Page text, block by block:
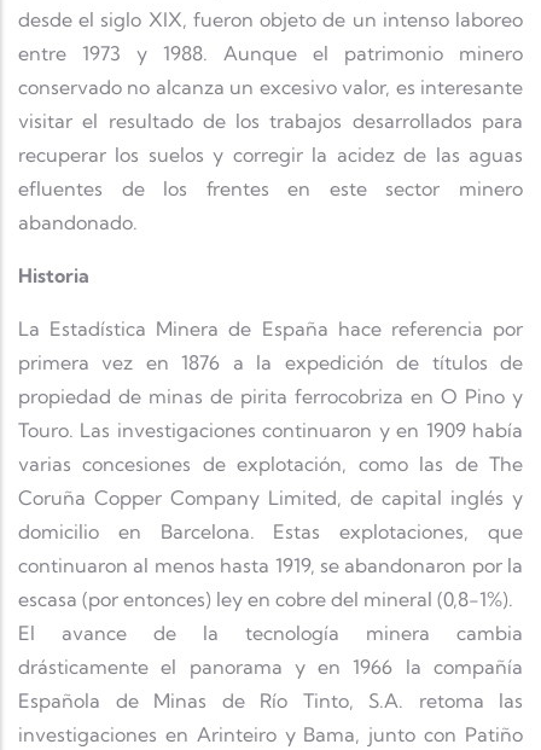
desde el siglo XIX, fueron objeto de un intenso laboreo
entre 1973 y 1988. Aunque el patrimonio minero
conservado no alcanza un excesivo valor, es interesante
visitar el resultado de los trabajos desarrollados para
recuperar los suelos y corregir la acidez de las aguas
efluentes de los frentes en este sector minero
abandonado.
Historia
La Estadística Minera de España hace referencia por
primera vez en 1876 a la expedición de títulos de
propiedad de minas de pirita ferrocobriza en O Pino y
Touro. Las investigaciones continuaron y en 1909 había
varias concesiones de explotación, como las de The
Coruña Copper Company Limited, de capital inglés y
domicilio en Barcelona. Estas explotaciones, que
continuaron al menos hasta 1919, se abandonaron por la
escasa (por entonces) ley en cobre del mineral (0,8-1%).
El avance de la tecnología minera cambia
drásticamente el panorama y en 1966 la compañía
Española de Minas de Río Tinto, S.A. retoma las
investigaciones en Arinteiro y Bama, junto con Patiño